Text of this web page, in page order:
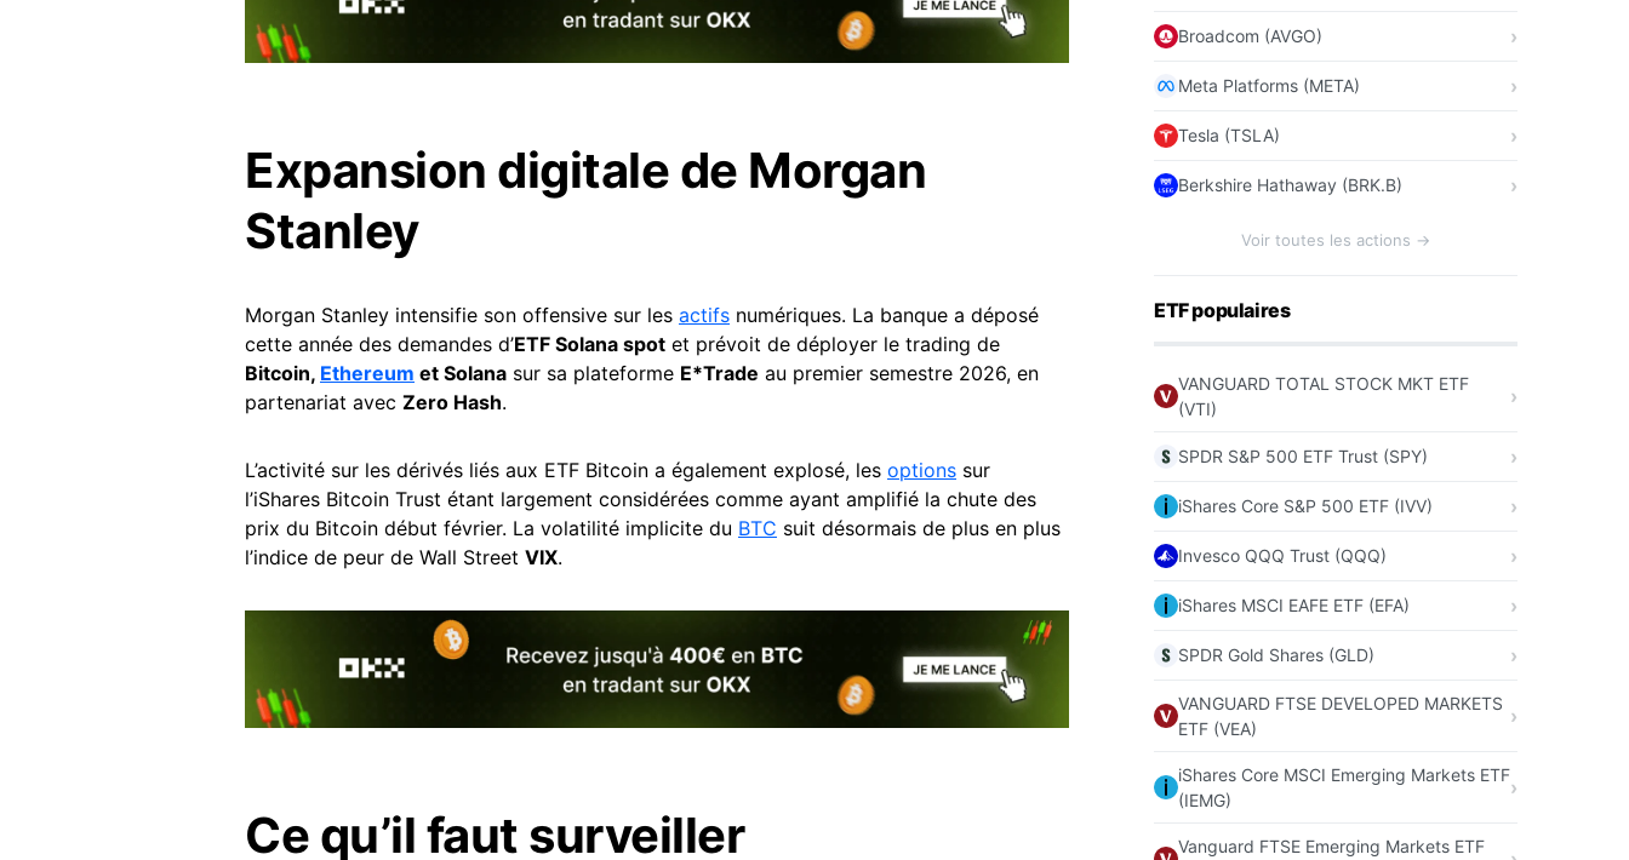
Expansion digitale de Morgan
Stanley
Morgan Stanley intensifie son offensive sur les actifs numériques. La banque a déposé
cette année des demandes d’ETF Solana spot et prévoit de déployer le trading de
Bitcoin, Ethereum et Solana sur sa plateforme E*Trade au premier semestre 2026, en
partenariat avec Zero Hash.
L’activité sur les dérivés liés aux ETF Bitcoin a également explosé, les options sur
l’iShares Bitcoin Trust étant largement considérées comme ayant amplifié la chute des
prix du Bitcoin début février. La volatilité implicite du BTC suit désormais de plus en plus
l’indice de peur de Wall Street VIX.
Ce qu’il faut surveiller
Broadcom (AVGO)
Meta Platforms (META)
Tesla (TSLA)
Berkshire Hathaway (BRK.B)
Voir toutes les actions →
ETF populaires
VANGUARD TOTAL STOCK MKT ETF
(VTI)
SPDR S&P 500 ETF Trust (SPY)
iShares Core S&P 500 ETF (IVV)
Invesco QQQ Trust (QQQ)
iShares MSCI EAFE ETF (EFA)
SPDR Gold Shares (GLD)
VANGUARD FTSE DEVELOPED MARKETS
ETF (VEA)
iShares Core MSCI Emerging Markets ETF
(IEMG)
Vanguard FTSE Emerging Markets ETF